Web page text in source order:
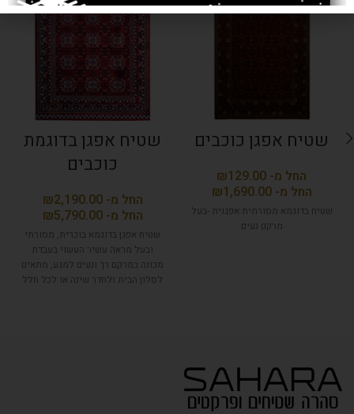
שטיח אפגן כוכבים
₪
₪
שטיח בדוגמא מסורתית אפגנית -בעל
מרקם נעים
שטיח אפגן בדוגמת
כוכבים
₪
₪
שטיח אפגן בדוגמא בוכרית, מסורתי
ובעל מראה עשיר העשוי בעבדת
מכונה במרקם רך ונעים למגע, מתאים
לסלון הבית ולחדר שינה או לכל חלל